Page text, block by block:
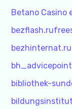
Betano Casino
bezhinternat.ru
bibliothek-